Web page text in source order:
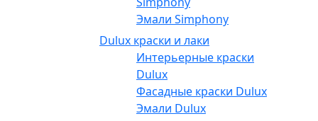
Эмали Simphony
Dulux краски и лаки
Интерьерные краски
Dulux
Фасадные краски Dulux
Эмали Dulux